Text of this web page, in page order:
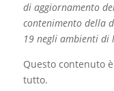
di aggiornamento
contenimento della
19 negli ambienti di
Questo contenuto
tutto.